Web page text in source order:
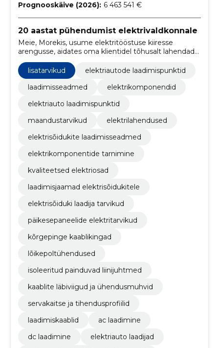
Prognooskäive (2026): 6 463 541 €
20 aastat pühendumist elektrivaldkonnale
Meie, Morekis, usume elektritööstuse kiiresse
arengusse, aidates oma klientidel tõhusalt lahendada
suuri ja väikeseid probleeme, säästes nii aega kui raha.
lisatarvikud
elektriautode laadimispunktid
laadimisseadmed
elektrikomponendid
elektriauto laadimispunktid
maandustarvikud
elektrilahendused
elektrisõidukite laadimisseadmed
elektrikomponentide tarnimine
kvaliteetsed elektriosad
laadimisjaamad elektrisõidukitele
elektrisõiduki laadija tarvikud
päikesepaneelide elektritarvikud
kõrgepinge kaablikingad
lõikepoltühendused
isoleeritud painduvad liinijuhtmed
kaablite läbiviigud ja ühendusmuhvid
servakaitse ja tihendusprofiilid
laadimiskaablid
ac laadimine
dc laadimine
elektriauto laadijad